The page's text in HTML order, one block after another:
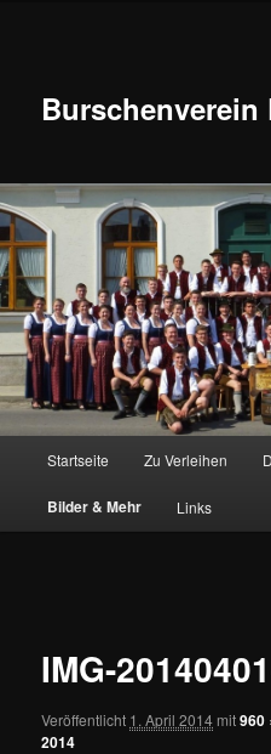
Burschenverein
Zum
Inhalt
Startseite Zu Verleihen
Bilder & Mehr Links
IMG-
Veröffentlicht 1. April 2014 mit960
2014